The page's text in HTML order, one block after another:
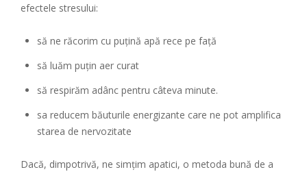
efectele stresului:
să ne răcorim cu puțină apă rece pe față
să luăm puțin aer curat
să respirăm adânc pentru câteva minute.
sa reducem băuturile energizante care ne pot amplifica
starea de nervozitate
Dacă, dimpotrivă, ne simțim apatici, o metoda bună de a